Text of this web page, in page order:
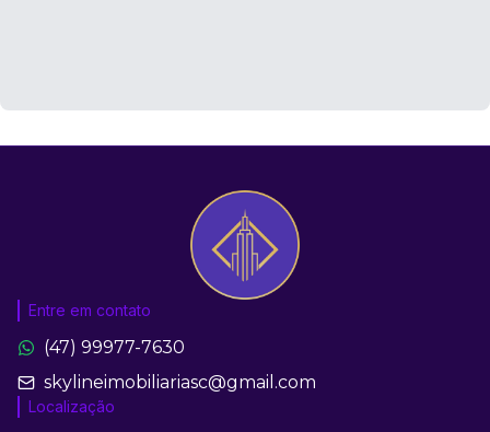
Entre em contato
(47) 99977-7630
skylineimobiliariasc@gmail.com
Localização